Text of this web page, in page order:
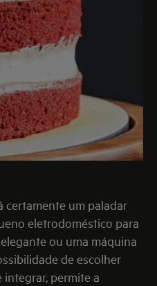
eletrodoméstico para
ou uma máquina
de escolher
permite a